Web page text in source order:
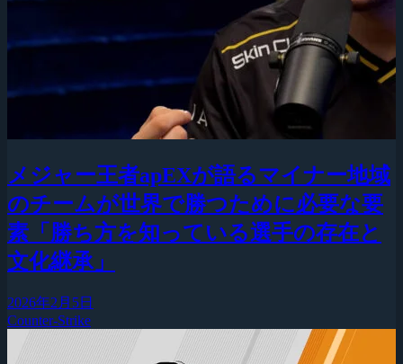
メジャー王者apEXが語るマイナー地域
のチームが世界で勝つために必要な要
素「勝ち方を知っている選手の存在と
文化継承」
2026年2月5日
Counter-Strike